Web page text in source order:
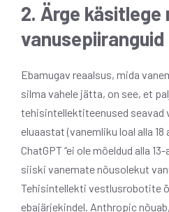
2. Ärge käsitlege
Ebamugav reaalsus, mida
silma vahele jätta, on see, et
tehisintellektiteenused seavad
eluaastat (vanemliku loal alla 18
ChatGPT “ei ole mõeldud alla
siiski vanemate nõusolekut
Tehisintellekti vestlusrobotite
ebajärjekindel. Anthropic